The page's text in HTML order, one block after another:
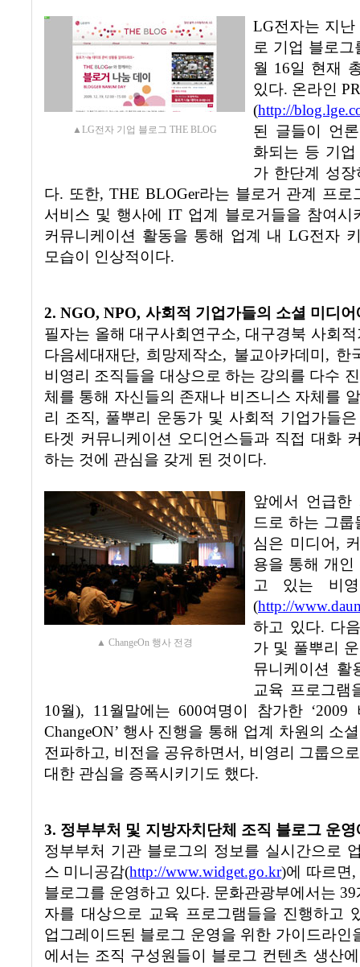
▲LG전자 기업 블로그 THE BLOG
LG전자는 지난
로 기업 블로
월 16일 현재
있다. 온라인
(http://
된 글들이 언
화되는 등 기
가 한단계 성
다. 또한, THE BLOGer라는 블로거 관계 프로
서비스 및 행사에
IT 업계 블로거들을 참여시
커뮤니케이션 활동을 통해 업계 내 LG전자
모습이 인상적이다.
2. NGO, NPO, 사회적 기업가들의 소셜 미디
필자는 올해 대구사회연구소, 대구경북 사회
다음세대재단, 희망제작소, 불교아카데미 , 한
비영리 조직들을 대상으로 하는 강의를 다수
체를 통해 자신들의 존재나 비즈니스 자체를
리 조직, 풀뿌리 운동가 및 사회적 기업가들
타겟 커뮤니케이션 오디언스들과 직접 대화
하는 것에 관심을 갖게 된 것이다.
▲ ChangeOn 행사 전경
앞에서 언급한
드로 하는 그
심은 미디어 ,
용을 통해 개
고 있는 비영
(http://
하고 있다. 다
가 및 풀뿌리
뮤니케이션 활
교육 프로그램
10월), 11 월말에는 600여명이 참가한 ‘2009
ChangeON’ 행사 진행을 통해 업계 차원의 소
전파하고, 비전을 공유하면서 , 비영리 그룹으
대한 관심을 증폭시키기도 했다.
3. 정부부처 및 지방자치단체 조직 블로그 운
정부부처 기관 블로그의 정보를 실시간으로
스 미니공감(http://www.widget.go.kr)에 따르면 ,
블로그를 운영하고 있다. 문화관광부에서는 39
자를 대상으로 교육 프로그램들을 진행하고
업그레이드된 블로그 운영을 위한 가이드라인
에서는 조직 구성원들이 블로그 컨텐츠 생산